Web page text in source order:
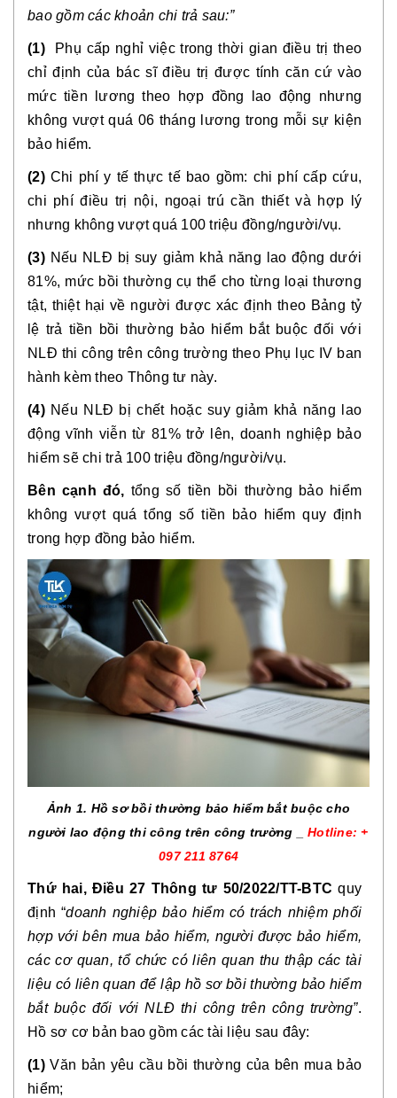
bao gồm các khoản chi trả sau:”
(1)Phụ cấp nghỉ việc trong thời gian điều trị theo
chỉ định của bác sĩ điều trị được tính căn cứ vào
mức tiền lương theo hợp đồng lao động nhưng
không vượt quá 06 tháng lương trong mỗi sự kiện
bảo hiểm.
(2) Chi phí y tế thực tế bao gồm: chi phí cấp cứu,
chi phí điều trị nội, ngoại trú cần thiết và hợp lý
nhưng không vượt quá 100 triệu đồng/người/vụ.
(3) Nếu NLĐ bị suy giảm khả năng lao động dưới
81%, mức bồi thường cụ thể cho từng loại thương
tật, thiệt hại về người được xác định theo Bảng tỷ
lệ trả tiền bồi thường bảo hiểm bắt buộc đối với
NLĐ thi công trên công trường theo Phụ lục IV ban
hành kèm theo Thông tư này.
(4) Nếu NLĐ bị chết hoặc suy giảm khả năng lao
động vĩnh viễn từ 81% trở lên, doanh nghiệp bảo
hiểm sẽ chi trả 100 triệu đồng/người/vụ.
Bên cạnh đó, tổng số tiền bồi thường bảo hiểm
không vượt quá tổng số tiền bảo hiểm quy định
trong hợp đồng bảo hiểm.
Ảnh 1. Hồ sơ bồi thường bảo hiểm bắt buộc cho
người lao động thi công trên công trường _Hotline: +
097 211 8764
Thứ hai, Điều 27 Thông tư 50/2022/TT-BTC quy
định “doanh nghiệp bảo hiểm có trách nhiệm phối
hợp với bên mua bảo hiểm, người được bảo hiểm,
các cơ quan, tổ chức có liên quan thu thập các tài
liệu có liên quan để lập hồ sơ bồi thường bảo hiểm
bắt buộc đối với NLĐ thi công trên công trường”.
Hồ sơ cơ bản bao gồm các tài liệu sau đây:
(1)Văn bản yêu cầu bồi thường của bên mua bảo
hiểm;